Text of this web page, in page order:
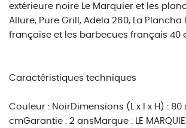
extérieure noire Le Marquier et les
Allure, Pure Grill, Adela 260, La Plancha
française et les barbecues français 40
Caractéristiques techniques
Couleur : NoirDimensions (L x l x H) : 80
cmGarantie : 2 ansMarque : LE